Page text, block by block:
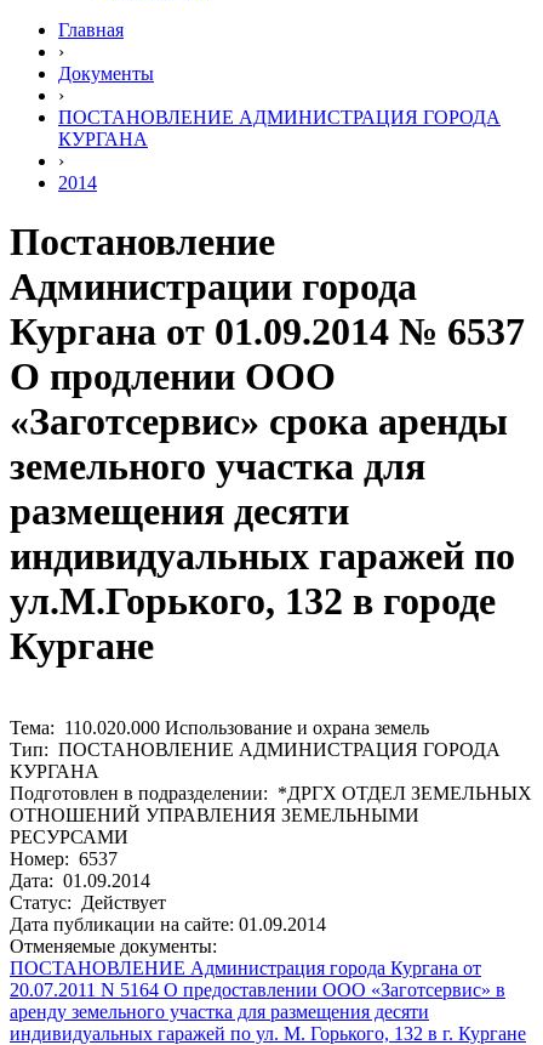
Главная
›
Документы
›
ПОСТАНОВЛЕНИЕ АДМИНИСТРАЦИЯ ГОРОДА
КУРГАНА
›
2014
Постановление
Администрации города
Кургана от 01.09.2014 № 6537
О продлении ООО
«Заготсервис» срока аренды
земельного участка для
размещения десяти
индивидуальных гаражей по
ул.М.Горького, 132 в городе
Кургане
Тема: 110.020.000 Использование и охрана земель
Тип: ПОСТАНОВЛЕНИЕ АДМИНИСТРАЦИЯ ГОРОДА
КУРГАНА
Подготовлен в подразделении: *ДРГХ ОТДЕЛ ЗЕМЕЛЬНЫХ
ОТНОШЕНИЙ УПРАВЛЕНИЯ ЗЕМЕЛЬНЫМИ
РЕСУРСАМИ
Номер: 6537
Дата: 01.09.2014
Статус: Действует
Дата публикации на сайте: 01.09.2014
Отменяемые документы:
ПОСТАНОВЛЕНИЕ Администрация города Кургана от
20.07.2011 N 5164 О предоставлении ООО «Заготсервис» в
аренду земельного участка для размещения десяти
индивидуальных гаражей по ул. М. Горького, 132 в г. Кургане